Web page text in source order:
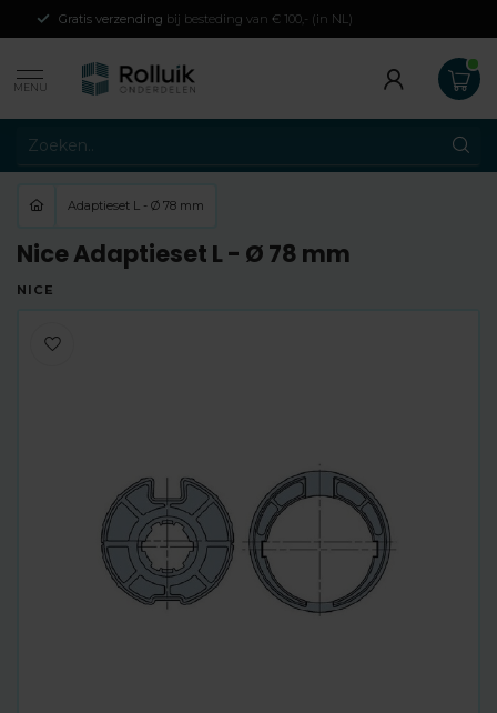
Gratis verzending bij besteding van € 100,- (in NL)
MENU
Adaptieset L - Ø 78 mm
Nice Adaptieset L - Ø 78 mm
NICE